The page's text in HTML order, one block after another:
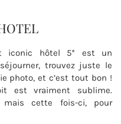
iconic hôtel 5* est un
trouvez juste le
photo, et c’est tout bon !
est vraiment sublime.
mais cette fois-ci, pour